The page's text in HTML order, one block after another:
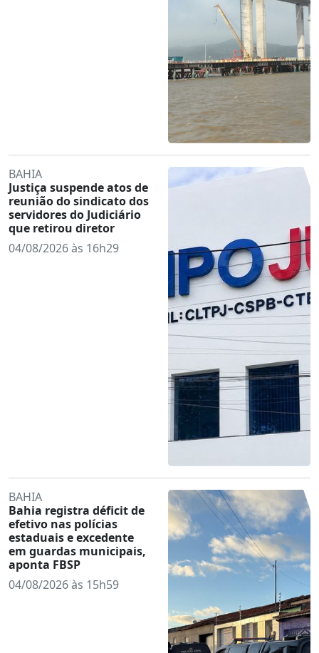
BAHIA
Justiça suspende atos de
reunião do sindicato dos
servidores do Judiciário
que retirou diretor
04/08/2026 às 16h29
BAHIA
Bahia registra déficit de
efetivo nas polícias
estaduais e excedente
em guardas municipais,
aponta FBSP
04/08/2026 às 15h59